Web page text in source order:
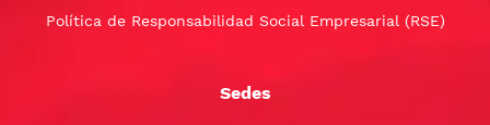
Política de Responsabilidad Social Empresarial (RSE)
Sedes